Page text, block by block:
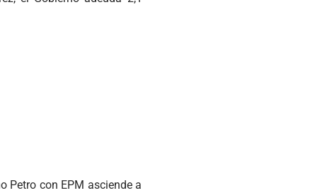
Petro con EPM asciende a